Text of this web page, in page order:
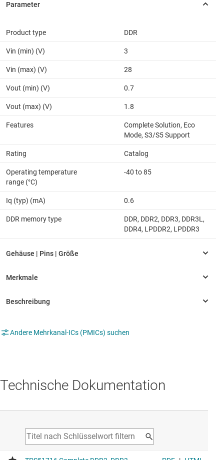
Product type DDR
Vin (min) (V) 3
Vin (max) (V) 28
Vout (min) (V) 0.7
Vout (max) (V) 1.8
Features
Complete Solution, Eco
Mode, S3/S5 Support
Rating Catalog
Operating temperature
range (°C)
-40 to 85
Iq (typ) (mA) 0.6
DDR memory type
DDR, DDR2, DDR3, DDR3L,
DDR4, LPDDR2, LPDDR3
Andere Mehrkanal-ICs (PMICs) suchen
Technische Dokumentation